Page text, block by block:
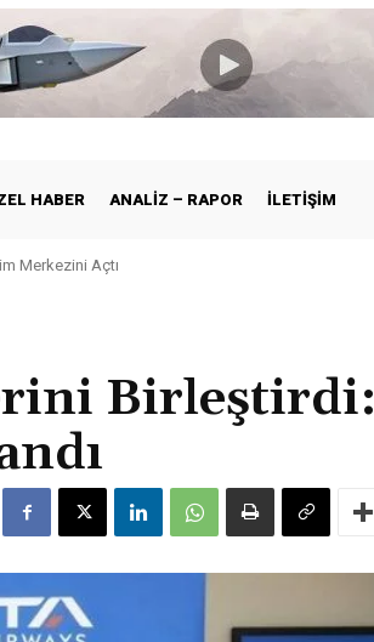
HABER ANALIZ – RAPOR İLETIŞIM
Merkezini Açtı
Yeni Dönem
Birleştirdi: